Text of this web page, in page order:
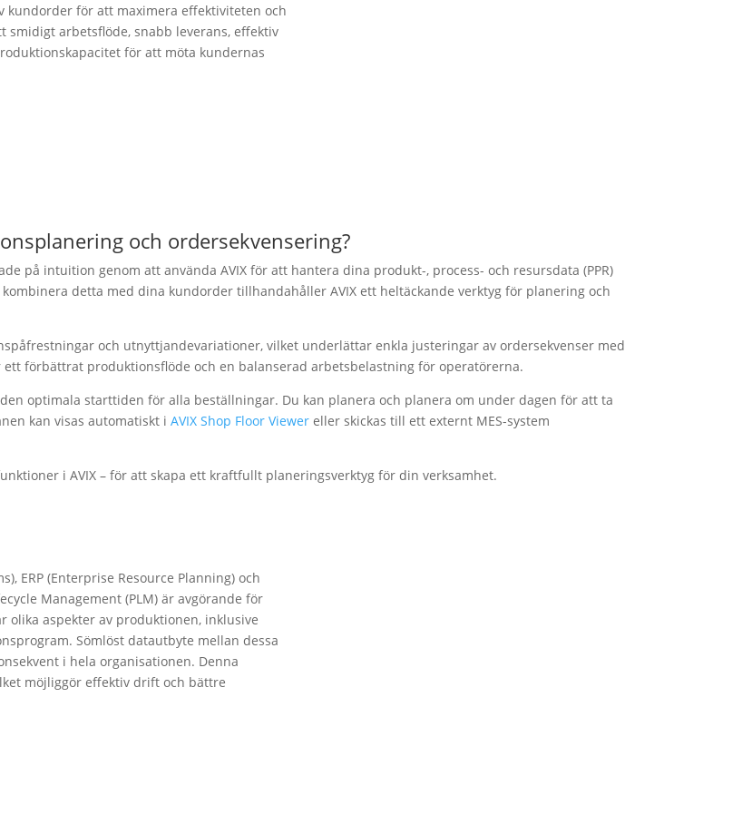
kundorder för att maximera effektiviteten och
arbetsflöde, snabb leverans, effektiv
för att möta kundernas
och ordersekvensering?
på intuition genom att använda AVIX för att hantera dina produkt-, process- och resursdata (PPR)
detta med dina kundorder tillhandahåller AVIX ett heltäckande verktyg för planering och
och utnyttjandevariationer, vilket underlättar enkla justeringar av ordersekvenser med
förbättrat produktionsflöde och en balanserad arbetsbelastning för operatörerna.
optimala starttiden för alla beställningar. Du kan planera och planera om under dagen för att ta
kan visas automatiskt iAVIX Shop Floor Viewereller skickas till ett externt MES-system
i AVIX – för att skapa ett kraftfullt planeringsverktyg för din verksamhet.
ERP (Enterprise Resource Planning) och
Management (PLM) är avgörande för
olika aspekter av produktionen, inklusive
Sömlöst datautbyte mellan dessa
i hela organisationen. Denna
möjliggör effektiv drift och bättre